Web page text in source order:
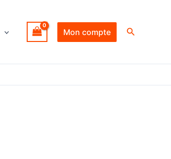
Mon compte